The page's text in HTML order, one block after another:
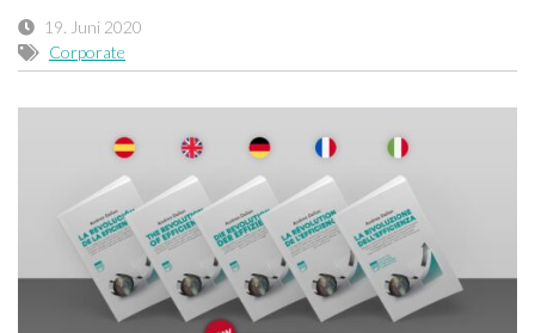
19. Juni 2020
Corporate